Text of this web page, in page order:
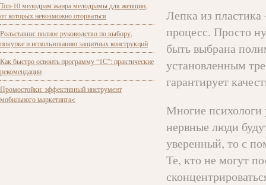
Топ-10 мелодрам жанра мелодрамы для женщин,
от которых невозможно оторваться
Рольставни: полное руководство по выбору,
покупке и использованию защитных конструкций
Как быстро освоить программу “1С”: практические
рекомендации
Промостойки: эффективный инструмент
мобильного маркетинга<
Лепка из пластика
процесс. Просто
быть выбрана
установленным
гарантирует
Многие психологи
нервные люди
уверенный, то с
Те, кто не могут